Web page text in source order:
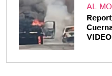
AL
VIDEO